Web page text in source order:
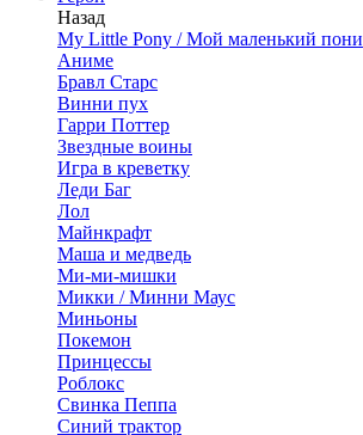
Назад
My Little Pony / Мой маленький пони
Аниме
Бравл Старс
Винни пух
Гарри Поттер
Звездные воины
Игра в креветку
Леди Баг
Лол
Майнкрафт
Маша и медведь
Ми-ми-мишки
Микки / Минни Маус
Миньоны
Покемон
Принцессы
Роблокс
Свинка Пеппа
Синий трактор